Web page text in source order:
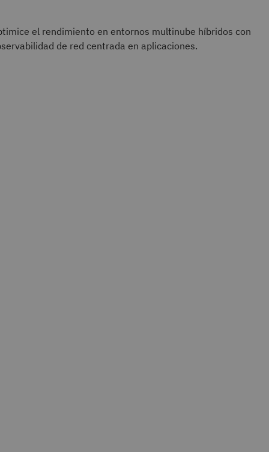
el rendimiento en entornos multinube híbridos con
de red centrada en aplicaciones.